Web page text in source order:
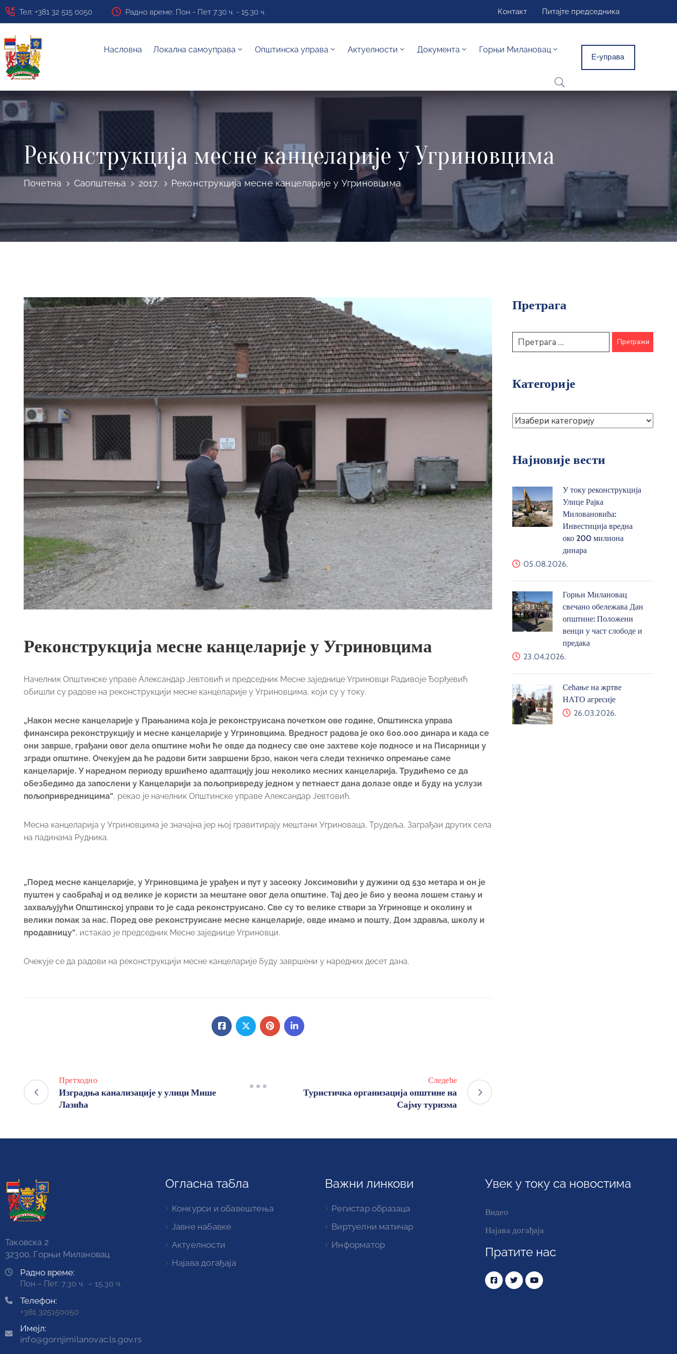
Тел: +381 32 515 0050 Радно време: Пон - Пет 7.30 ч. - 15.30 ч. Контакт Питајте председника
Насловна Локална самоуправа Општинска управа Актуелности Документа Горњи Милановац
Е-управа
Реконструкција месне канцеларије у Угриновцима
Почетна Саопштења 2017. Реконструкција месне канцеларије у Угриновцима
Реконструкција месне канцеларије у Угриновцима
Начелник Општинске управе Александар Јевтовић и председник Месне заједнице Угриновци Радивоје Ђорђевић
обишли су радове на реконструкцији месне канцеларије у Угриновцима, који су у току.
„Након месне канцеларије у Прањанима која је реконструисана почетком ове године, Општинска управа
финансира реконструкцију и месне канцеларије у Угриновцима. Вредност радова је око 600.000 динара и када се
они заврше, грађани овог дела општине моћи ће овде да поднесу све оне захтеве које подносе и на Писарници у
згради општине. Очекујем да ће радови бити завршени брзо, након чега следи техничко опремање саме
канцеларије. У наредном периоду вршићемо адаптацију још неколико месних канцеларија. Трудићемо се да
обезбедимо да запослени у Канцеларији за пољопривреду једном у петнаест дана долазе овде и буду на услузи
пољопривредницима“, рекао је начелник Општинске управе Александар Јевтовић.
Месна канцеларија у Угриновцима је значајна јер њој гравитирају мештани Угриноваца, Трудеља, Заграђаи других села
на падинама Рудника.
„Поред месне канцеларије, у Угриновцима је урађен и пут у засеоку Јоксимовићи у дужини од 530 метара и он је
пуштен у саобраћај и од велике је користи за мештане овог дела општине. Тај део је био у веома лошем стању и
захваљујући Општинској управи то је сада реконструисано. Све су то велике ствари за Угриновце и околину и
велики помак за нас. Поред ове реконструисане месне канцеларије, овде имамо и пошту, Дом здравља, школу и
продавницу“, истакао је председник Месне заједнице Угриновци.
Очекује се да радови на реконструкцији месне канцеларије буду завршени у наредних десет дана.
Претходно
Изградња канализације у улици Мише
Лазића
Следеће
Туристичка организација општине на
Сајму туризма
Претрага
Категорије
Најновије вести
У току реконструкција
Улице Рајка
Миловановића:
Инвестиција вредна
око 200 милиона
динара
05.08.2026.
Горњи Милановац
свечано обележава Дан
општине: Положени
венци у част слободе и
предака
23.04.2026.
Сећање на жртве
НАТО агресије
26.03.2026.
Таковска 2
32300, Горњи Милановац
Радно време:
Пон – Пет: 7.30 ч. – 15.30 ч.
Телефон:
+381 325150050
Имејл:
info@gornjimilanovac.ls.gov.rs
Огласна табла
Конкурси и обавештења
Јавне набавке
Актуелности
Најава догађаја
Важни линкови
Регистар образаца
Виртуелни матичар
Информатор
Увек у току са новостима
Видео
Најава догађаја
Пратите нас